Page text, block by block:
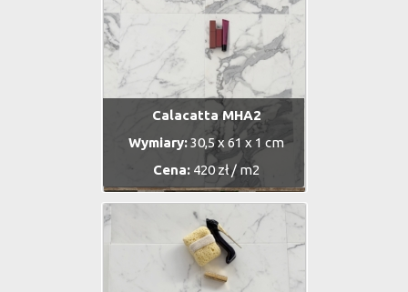
Calacatta MHA2
Wymiary:30,5 x 61 x 1 cm
Cena: 420 zł / m2